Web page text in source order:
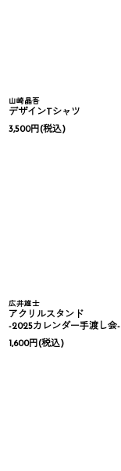
山崎晶吾
デザインTシャツ
3,500円(税込)
広井雄士
アクリルスタンド
-2025カレンダー手渡し会-
1,600円(税込)